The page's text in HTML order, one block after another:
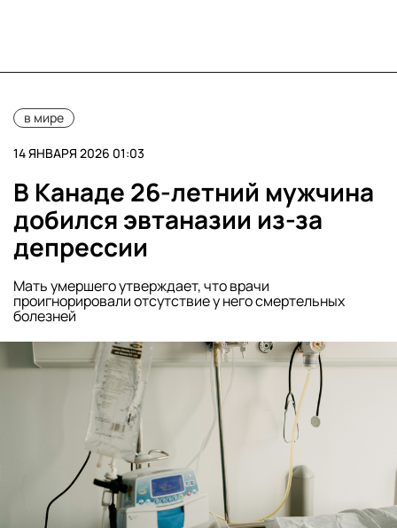
в мире
14 ЯНВАРЯ 2026 01:03
В Канаде 26-летний мужчина
добился эвтаназии из-за
депрессии
Мать умершего утверждает, что врачи
проигнорировали отсутствие у него смертельных
болезней